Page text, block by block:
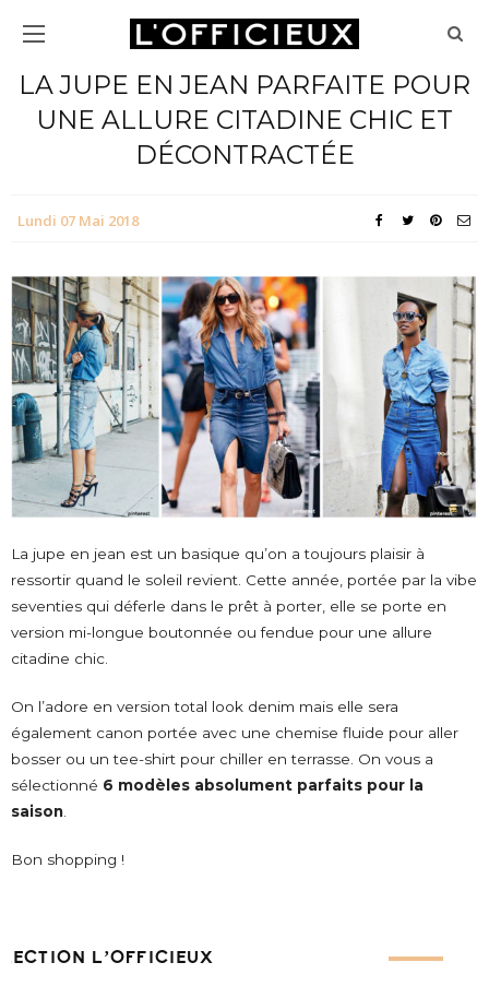
LA JUPE EN JEAN PARFAITE POUR
UNE ALLURE CITADINE CHIC ET
DÉCONTRACTÉE
Lundi 07 Mai 2018
La jupe en jean est un basique qu’on a toujours plaisir à
ressortir quand le soleil revient. Cette année, portée par la vibe
seventies qui déferle dans le prêt à porter, elle se porte en
version mi-longue boutonnée ou fendue pour une allure
citadine chic.
On l’adore en version total look denim mais elle sera
également canon portée avec une chemise fluide pour aller
bosser ou un tee-shirt pour chiller en terrasse. On vous a
sélectionné 6 modèles absolument parfaits pour la
saison.
Bon shopping !
L’OFFICIEUX